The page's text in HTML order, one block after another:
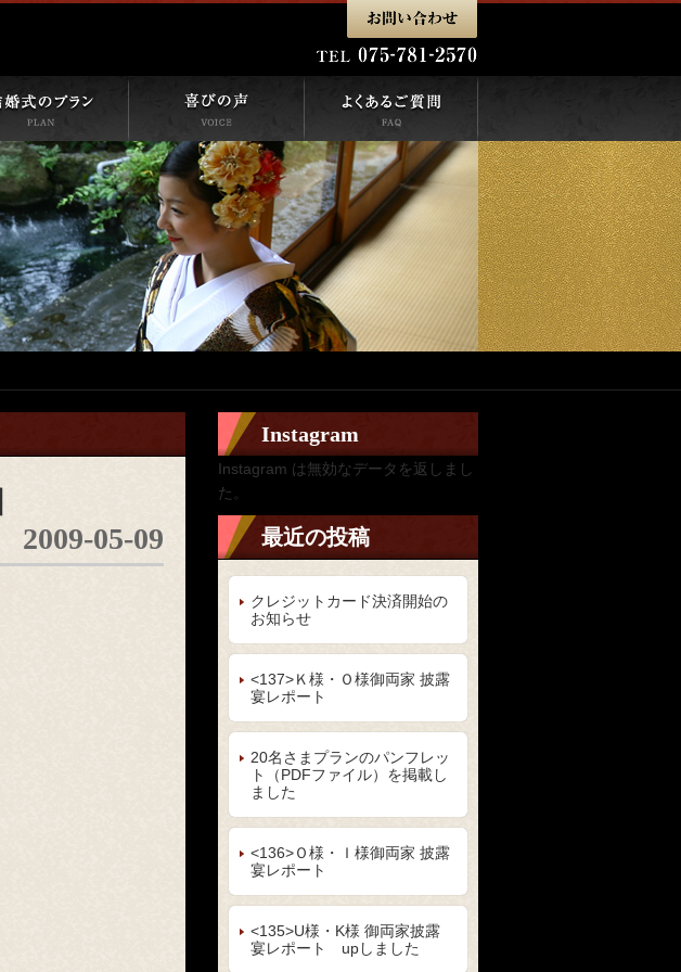
2009-05-09
Instagram
Instagram は無効なデータを返しまし
た。
最近の投稿
クレジットカード決済開始の
お知らせ
<137>Ｋ様・Ｏ様御両家 披露
宴レポート
20名さまプランのパンフレッ
ト（PDFファイル）を掲載し
ました
<136>Ｏ様・Ｉ様御両家 披露
宴レポート
<135>U様・K様 御両家披露
宴レポート upしました